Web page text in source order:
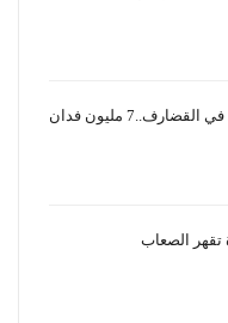
نجاح الموسم الزراعي في القضارف..7 مليون فدان
تقهر الصعاب